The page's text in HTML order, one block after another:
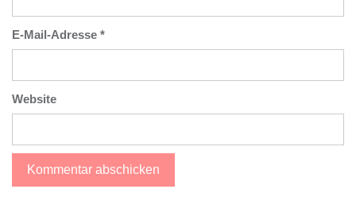
E-Mail-Adresse *
Website